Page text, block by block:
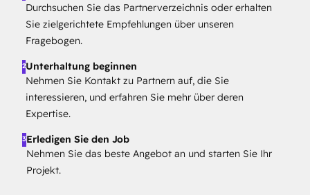
Durchsuchen Sie das Partnerverzeichnis oder erhalten
Sie zielgerichtete Empfehlungen über unseren
Fragebogen.
2Unterhaltung beginnen
Nehmen Sie Kontakt zu Partnern auf, die Sie
interessieren, und erfahren Sie mehr über deren
Expertise.
3Erledigen Sie den Job
Nehmen Sie das beste Angebot an und starten Sie Ihr
Projekt.